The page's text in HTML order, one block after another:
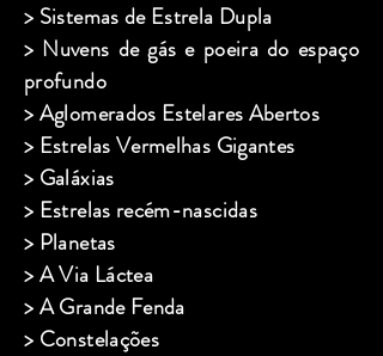
> Sistemas de Estrela Dupla
> Nuvens de gás e poeira do espaço
profundo
> Aglomerados Estelares Abertos
> Estrelas Vermelhas Gigantes
> Galáxias
​> Estrelas recém-nascidas
> Planetas
> A Via Láctea
> A Grande Fenda
> Constelações